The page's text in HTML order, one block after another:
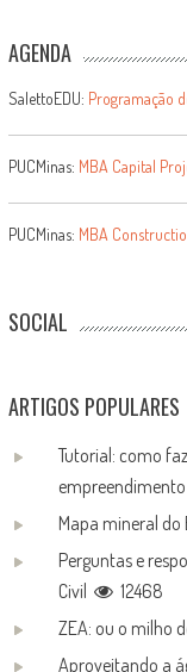
AGENDA
SalettoEDU: Programação
PUCMinas: MBA Capital
PUCMinas: MBA
SOCIAL
ARTIGOS POPULARES
Tutorial: como
Mapa mineral do
Perguntas e
Civil
12468
ZEA: ou o milho
Aproveitando a